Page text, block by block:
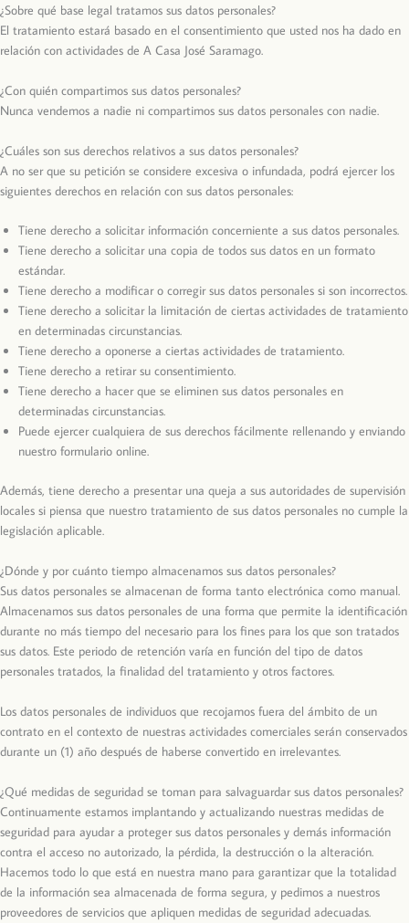
¿Sobre qué base legal tratamos sus datos personales?
El tratamiento estará basado en el consentimiento que usted nos ha dado en
relación con actividades de A Casa José Saramago.
¿Con quién compartimos sus datos personales?
Nunca vendemos a nadie ni compartimos sus datos personales con nadie.
¿Cuáles son sus derechos relativos a sus datos personales?
A no ser que su petición se considere excesiva o infundada, podrá ejercer los
siguientes derechos en relación con sus datos personales:
Tiene derecho a solicitar información concerniente a sus datos personales.
Tiene derecho a solicitar una copia de todos sus datos en un formato
estándar.
Tiene derecho a modificar o corregir sus datos personales si son incorrectos.
Tiene derecho a solicitar la limitación de ciertas actividades de tratamiento
en determinadas circunstancias.
Tiene derecho a oponerse a ciertas actividades de tratamiento.
Tiene derecho a retirar su consentimiento.
Tiene derecho a hacer que se eliminen sus datos personales en
determinadas circunstancias.
Puede ejercer cualquiera de sus derechos fácilmente rellenando y enviando
nuestro formulario online.
Además, tiene derecho a presentar una queja a sus autoridades de supervisión
locales si piensa que nuestro tratamiento de sus datos personales no cumple la
legislación aplicable.
¿Dónde y por cuánto tiempo almacenamos sus datos personales?
Sus datos personales se almacenan de forma tanto electrónica como manual.
Almacenamos sus datos personales de una forma que permite la identificación
durante no más tiempo del necesario para los fines para los que son tratados
sus datos. Este periodo de retención varía en función del tipo de datos
personales tratados, la finalidad del tratamiento y otros factores.
Los datos personales de individuos que recojamos fuera del ámbito de un
contrato en el contexto de nuestras actividades comerciales serán conservados
durante un (1) año después de haberse convertido en irrelevantes.
¿Qué medidas de seguridad se toman para salvaguardar sus datos personales?
Continuamente estamos implantando y actualizando nuestras medidas de
seguridad para ayudar a proteger sus datos personales y demás información
contra el acceso no autorizado, la pérdida, la destrucción o la alteración.
Hacemos todo lo que está en nuestra mano para garantizar que la totalidad
de la información sea almacenada de forma segura, y pedimos a nuestros
proveedores de servicios que apliquen medidas de seguridad adecuadas.